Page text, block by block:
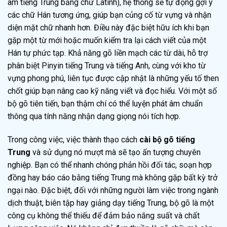
âm tiếng Trung bằng chữ Latinh), hệ thống sẽ tự động gợi ý
các chữ Hán tương ứng, giúp bạn củng cố từ vựng và nhận
diện mặt chữ nhanh hơn. Điều này đặc biệt hữu ích khi bạn
gặp một từ mới hoặc muốn kiểm tra lại cách viết của một
Hán tự phức tạp. Khả năng gõ liền mạch các từ dài, hỗ trợ
phân biệt Pinyin tiếng Trung và tiếng Anh, cùng với kho từ
vựng phong phú, liên tục được cập nhật là những yếu tố then
chốt giúp bạn nâng cao kỹ năng viết và đọc hiểu. Với một số
bộ gõ tiên tiến, bạn thậm chí có thể luyện phát âm chuẩn
thông qua tính năng nhận dạng giọng nói tích hợp.
Trong công việc, việc thành thạo cách cài bộ gõ tiếng
Trung và sử dụng nó mượt mà sẽ tạo ấn tượng chuyên
nghiệp. Bạn có thể nhanh chóng phản hồi đối tác, soạn hợp
đồng hay báo cáo bằng tiếng Trung mà không gặp bất kỳ trở
ngại nào. Đặc biệt, đối với những người làm việc trong ngành
dịch thuật, biên tập hay giảng dạy tiếng Trung, bộ gõ là một
công cụ không thể thiếu để đảm bảo năng suất và chất